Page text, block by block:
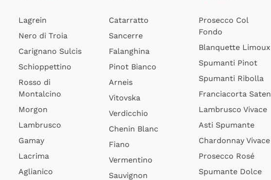
Lagrein
Nero di Troia
Carignano Sulcis
Schioppettino
Rosso di
Montalcino
Morgon
Lambrusco
Gamay
Lacrima
Aglianico
Catarratto
Sancerre
Falanghina
Pinot Bianco
Arneis
Vitovska
Verdicchio
Chenin Blanc
Fiano
Vermentino
Sauvignon
Prosecco Col
Fondo
Blanquette Limoux
Spumanti Pinot
Spumanti Ribolla
Franciacorta Saten
Lambrusco Vivace
Asti Spumante
Chardonnay Vivace
Prosecco Rosé
Spumante Dolce